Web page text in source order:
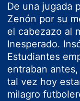
De una jugada
Zenón por su
el cabezazo al
Inesperado.
Estudiantes
entraban
tal vez hoy
milagro